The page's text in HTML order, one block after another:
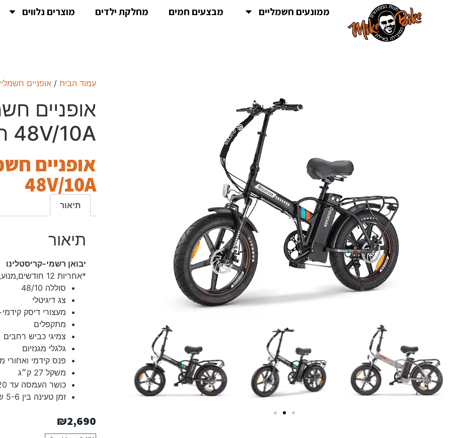
ממונעים חשמליים מבצעים חמים מחלקת ילדים מוצרים נלווים
עמוד הבית /אופניים
48V/10A הרבה נוכחות מעט כסף !
48V/10A
תיאור
תיאור
יבואן רשמי-קריסטלינו
*אחריות 12 חודשים,מנוע,בקר,סוללה.
סוללה 48/10
צג דיגיטלי
מעצורי דיסק
מתקפלים
צמיגי כביש רחבים
גלגלי מגנזיום
פנס קידמי ואחורי
משקל 27 ק״ג
כושר העמסה עד 120 ק״ג
זמן טעינה בין 5-6 שעות
₪2,690